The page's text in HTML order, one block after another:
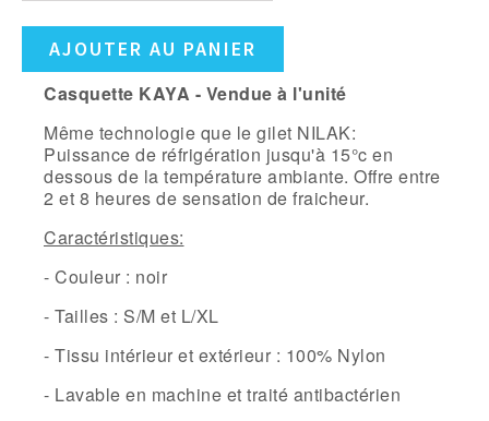
AJOUTER AU PANIER
Casquette KAYA - Vendue à l'unité
Même technologie que le gilet NILAK:
Puissance de réfrigération jusqu'à 15°c en
dessous de la température ambiante. Offre entre
2 et 8 heures de sensation de fraicheur.
Caractéristiques:
- Couleur : noir
- Tailles : S/M et L/XL
- Tissu intérieur et extérieur : 100% Nylon
- Lavable en machine et traité antibactérien